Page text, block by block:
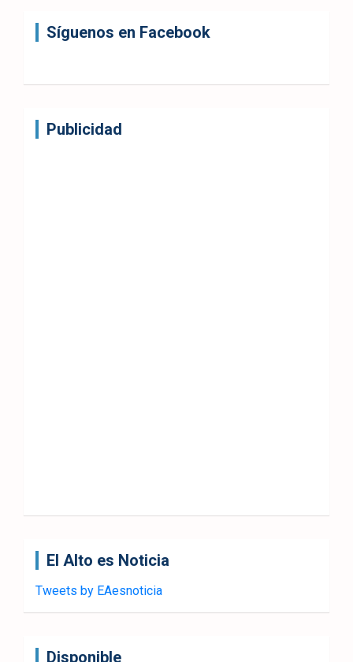
Síguenos en Facebook
Publicidad
El Alto es Noticia
Tweets by EAesnoticia
Disponible